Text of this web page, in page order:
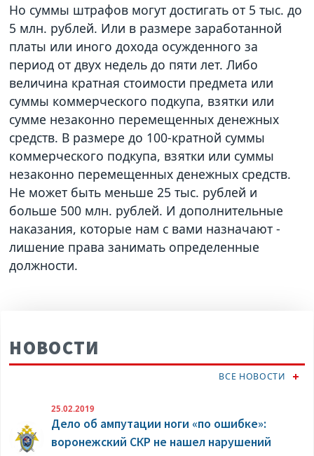
Но суммы штрафов могут достигать от 5 тыс. до
5 млн. рублей. Или в размере заработанной
платы или иного дохода осужденного за
период от двух недель до пяти лет. Либо
величина кратная стоимости предмета или
суммы коммерческого подкупа, взятки или
сумме незаконно перемещенных денежных
средств. В размере до 100-кратной суммы
коммерческого подкупа, взятки или суммы
незаконно перемещенных денежных средств.
Не может быть меньше 25 тыс. рублей и
больше 500 млн. рублей. И дополнительные
наказания, которые нам с вами назначают -
лишение права занимать определенные
должности.
НОВОСТИ
ВСЕ НОВОСТИ
25.02.2019
Дело об ампутации ноги «по ошибке»:
воронежский СКР не нашел нарушений